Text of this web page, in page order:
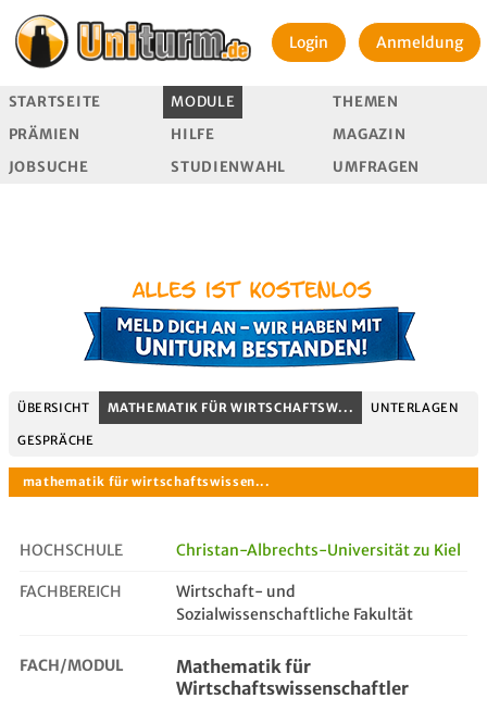
Login Anmeldung
STARTSEITE MODULE
THEMEN
PRÄMIEN
HILFE
MAGAZIN
JOBSUCHE
STUDIENWAHL UMFRAGEN
ÜBERSICHT MATHEMATIK FÜR WIRTSCHAFTSW... UNTERLAGEN
GESPRÄCHE
mathematik für wirtschaftswissen...
HOCHSCHULE Christan-Albrechts-Universität zu Kiel
FACHBEREICH
Wirtschaft- und
Sozialwissenschaftliche Fakultät
FACH/MODUL
Mathematik für
Wirtschaftswissenschaftler